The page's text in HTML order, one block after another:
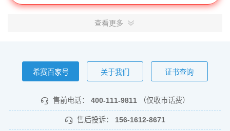
查看更多
希赛百家号 关于我们 证书查询
售前电话： 400-111-9811 （仅收市话费）
售后投诉： 156-1612-8671